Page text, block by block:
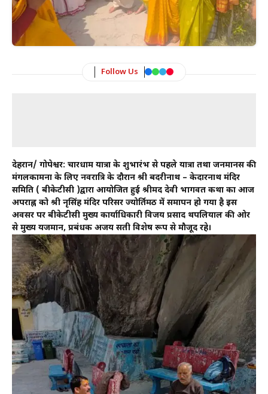
Follow Us
देहरादून/ गोपेश्वर: चारधाम यात्रा के शुभारंभ से पहले यात्रा तथा जनमानस की
मंगलकामना के लिए नवरात्रि के दौरान श्री बदरीनाथ – केदारनाथ मंदिर
समिति ( बीकेटीसी )द्वारा आयोजित हुई श्रीमद देवी भागवत कथा का आज
अपराह्न को श्री नृसिंह मंदिर परिसर ज्योर्तिमठ में समापन हो गया है इस
अवसर पर बीकेटीसी मुख्य कार्याधिकारी विजय प्रसाद थपलियाल की ओर
से मुख्य यजमान, प्रबंधक अजय सती विशेष रूप से मौजूद रहे।